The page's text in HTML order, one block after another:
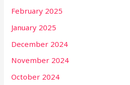
February 2025
January 2025
December 2024
November 2024
October 2024